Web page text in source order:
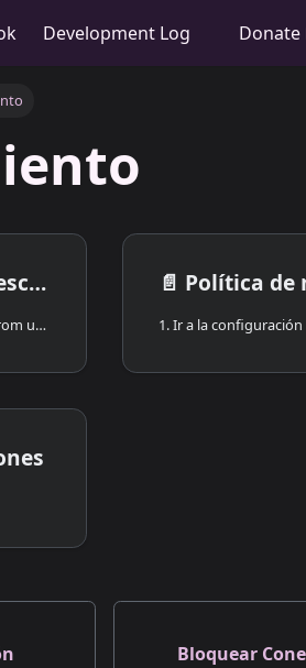
Development Log Donate
By default, Cwtch interprets connections from unknown Cwtch addresses as Contact Requests. Puede cambiar este comportamiento a través de la configuración de Bloquear Conexiones Desconocidas.
📄️ Política de
1. Ir a la configuración
Bloquear